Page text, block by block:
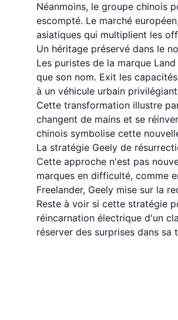
Néanmoins, le groupe chinois
escompté. Le marché
asiatiques qui multiplient les
Un héritage préservé dans le
Les puristes de la marque
que son nom. Exit les
à un véhicule urbain
Cette transformation illustre
changent de mains et se
chinois symbolise cette
La stratégie Geely de
Cette approche n'est pas
marques en difficulté, comme
Freelander, Geely mise sur la
Reste à voir si cette stratégie
réincarnation électrique d'un
réserver des surprises dans